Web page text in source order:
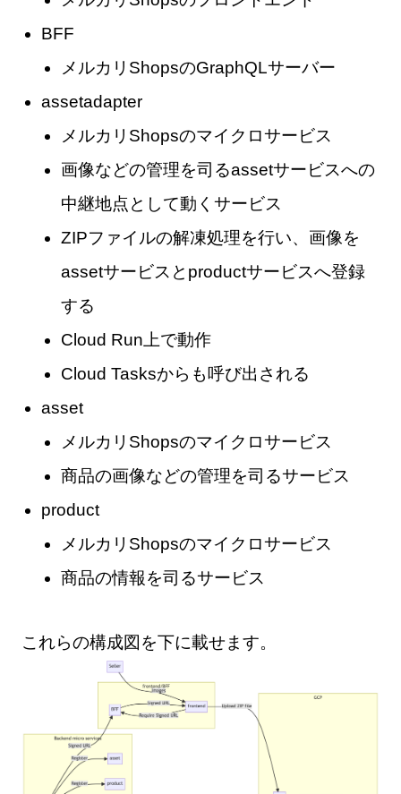
BFF
メルカリShopsのGraphQLサーバー
assetadapter
メルカリShopsのマイクロサービス
画像などの管理を司るassetサービスへの
中継地点として動くサービス
ZIPファイルの解凍処理を行い、画像を
assetサービスとproductサービスへ登録
する
Cloud Run上で動作
Cloud Tasksからも呼び出される
asset
メルカリShopsのマイクロサービス
商品の画像などの管理を司るサービス
product
メルカリShopsのマイクロサービス
商品の情報を司るサービス
これらの構成図を下に載せます。